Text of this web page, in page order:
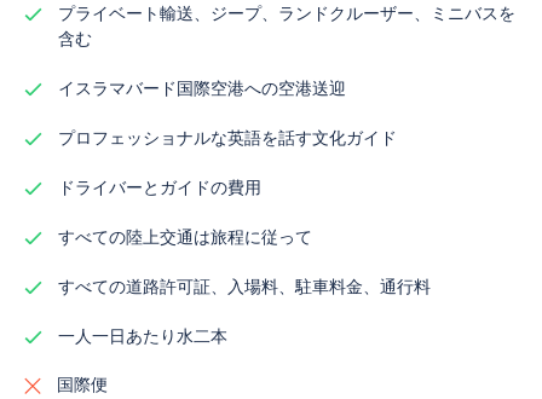
プライベート輸送、ジープ、ランドクルーザー、ミニバスを
含む
イスラマバード国際空港への空港送迎
プロフェッショナルな英語を話す文化ガイド
ドライバーとガイドの費用
すべての陸上交通は旅程に従って
すべての道路許可証、入場料、駐車料金、通行料
一人一日あたり水二本
国際便